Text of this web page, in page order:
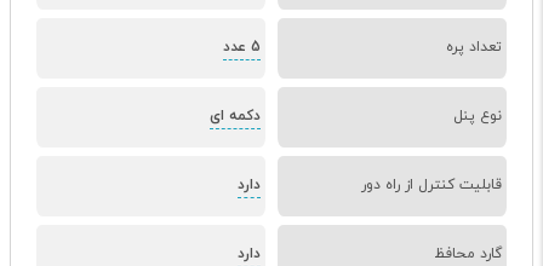
تعداد پره 5 عدد
نوع پنل دکمه ای
قابلیت کنترل از راه دور دارد
گارد محافظ دارد